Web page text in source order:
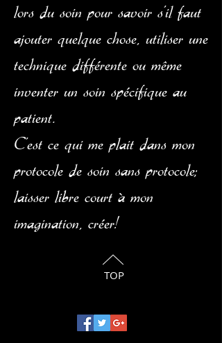
lors du soin pour savoir s'il faut
ajouter quelque chose, utiliser une
technique différente ou même
inventer un soin spécifique au
patient.
C'est ce qui me plait dans mon
protocole de soin sans protocole;
laisser libre court à mon
imagination, créer!
TOP